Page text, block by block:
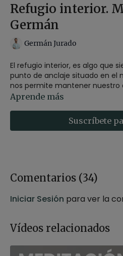
Refugio interior.
Germán
Germán Jurado
El refugio interior, es algo que
punto de anclaje situado en el
nos permite mantener nuestro
cualquier condición o situación.
En esta meditación guiada,
acudir a él siempre que sea
Recomendaciones: Adopta
la meditación puedes
sobre un cojín.
Aprende más
Suscríbete
Comentarios (34)
Iniciar Sesión para ver la
Vídeos relacionados